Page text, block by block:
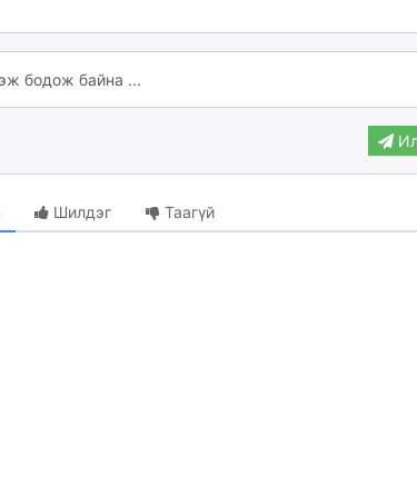
Шилдэг Таагүй